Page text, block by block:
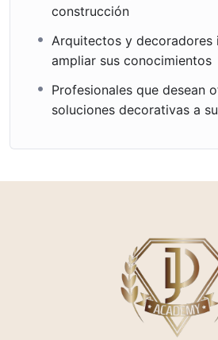
construcción
Arquitectos y decoradores
ampliar sus conocimientos
Profesionales que desean
soluciones decorativas a